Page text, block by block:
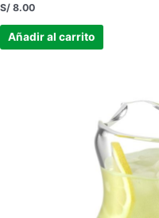
S/ 8.00
Añadir al carrito